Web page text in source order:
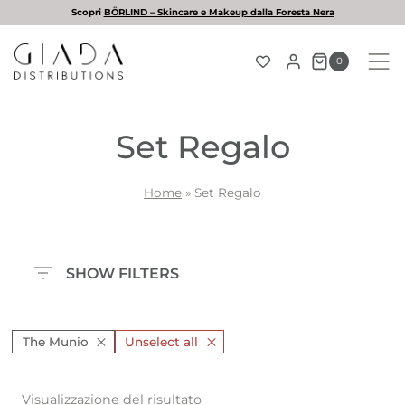
contenuto
BÖRLIND – Skincare e Makeup dalla Foresta Nera
0
Set Regalo
Home » Set Regalo
SHOW FILTERS
The Munio Unselect all
Visualizzazione del risultato